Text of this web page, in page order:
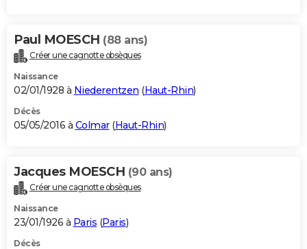
Paul MOESCH (88 ans)
Créer une cagnotte obsèques
Naissance
02/01/1928 à Niederentzen (Haut-Rhin)
Décès
05/05/2016 à Colmar(Haut-Rhin)
Jacques MOESCH (90 ans)
Créer une cagnotte obsèques
Naissance
23/01/1926 à Paris (Paris)
Décès